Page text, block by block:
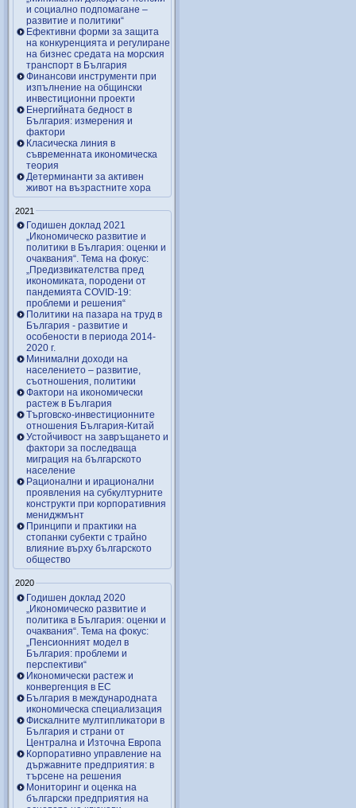
и социално подпомагане –
развитие и политики“
Ефективни форми за защита
на конкуренцията и регулиране
на бизнес средата на морския
транспорт в България
Финансови инструменти при
изпълнение на общински
инвестиционни проекти
Енергийната бедност в
България: измерения и
фактори
Класическа линия в
съвременната икономическа
теория
Детерминанти за активен
живот на възрастните хора
2021
Годишен доклад 2021
„Икономическо развитие и
политики в България: оценки и
очаквания“. Тема на фокус:
„Предизвикателства пред
икономиката, породени от
пандемията COVID-19:
проблеми и решения“
Политики на пазара на труд в
България - развитие и
особености в периода 2014-
2020 г.
Минимални доходи на
населението – развитие,
съотношения, политики
Фактори на икономически
растеж в България
Търговско-инвестиционните
отношения България-Китай
Устойчивост на завръщането и
фактори за последваща
миграция на българското
население
Рационални и ирационални
проявления на субкултурните
конструкти при корпоративния
мениджмънт
Принципи и практики на
стопанки субекти с трайно
влияние върху българското
общество
2020
Годишен доклад 2020
„Икономическо развитие и
политика в България: оценки и
очаквания“. Тема на фокус:
„Пенсионният модел в
България: проблеми и
перспективи“
Икономически растеж и
конвергенция в ЕС
България в международната
икономическа специализация
Фискалните мултипликатори в
България и страни от
Централна и Източна Европа
Корпоративно управление на
държавните предприятия: в
търсене на решения
Мониторинг и оценка на
български предприятия на